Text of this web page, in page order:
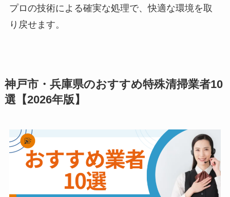
プロの技術による確実な処理で、快適な環境を取
り戻せます。
神戸市・兵庫県のおすすめ特殊清掃業者10
選【2026年版】